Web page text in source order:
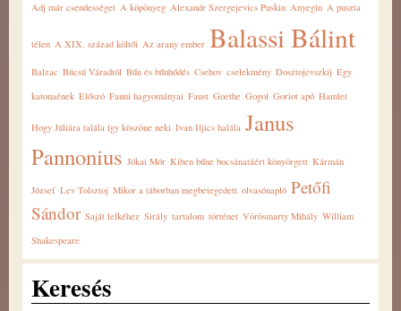
Adj már csendességet A köpönyeg Alexandr Szergejevics Puskin Anyegin A puszta
télen A XIX. század költői Az arany ember Balassi Bálint
Balzac Búcsú Váradtól Bűn és bűnhődés Csehov cselekmény Dosztojevszkij Egy
katonaének Előszó Fanni hagyományai Faust Goethe Gogol Goriot apó Hamlet
Hogy Júliára talála így köszöne neki Ivan Iljics halála Janus
Pannonius Jókai Mór Kiben bűne bocsánatáért könyörgett Kármán
József Lev Tolsztoj Mikor a táborban megbetegedett olvasónapló Petőfi
Sándor Saját lelkéhez Sirály tartalom történet Vörösmarty Mihály William
Shakespeare
Keresés